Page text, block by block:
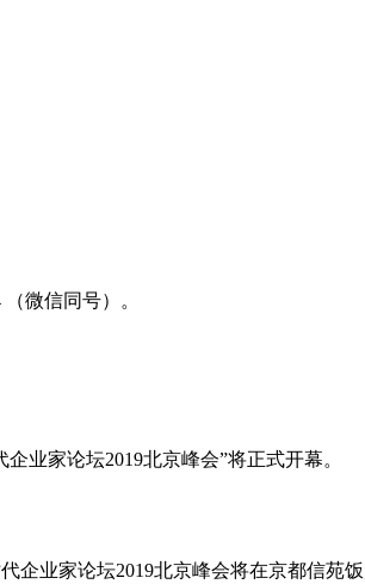
微信同号）。
业家论坛2019北京峰会”将正式开幕。
企业家论坛2019北京峰会将在京都信